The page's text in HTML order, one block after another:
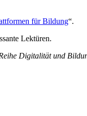
für Bildung“.
Lektüren.
Digitalität und